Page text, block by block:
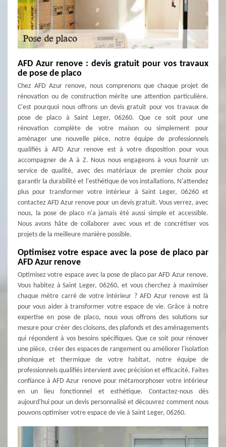
AFD Azur renove : devis gratuit pour vos travaux
de pose de placo
Chez AFD Azur renove, nous comprenons que chaque projet de
rénovation ou de construction mérite une attention particulière.
C'est pourquoi nous offrons un devis gratuit pour vos travaux de
pose de placo à Saint Leger, 06260. Que ce soit pour une
rénovation complète de votre maison ou simplement pour
aménager une nouvelle pièce, notre équipe de professionnels
qualifiés à AFD Azur renove est à votre disposition pour vous
accompagner de A à Z. Nous nous engageons à vous fournir un
service de qualité, avec des matériaux de premier choix pour
garantir la durabilité et l'esthétique de vos installations. N'attendez
plus pour transformer votre intérieur à Saint Leger, 06260 et
contactez AFD Azur renove pour un devis gratuit. Vous verrez, avec
nous, la pose de placo n'a jamais été aussi simple et accessible.
Nous avons hâte de collaborer avec vous et de concrétiser vos
projets de la meilleure manière possible.
Optimisez votre espace avec la pose de placo par
AFD Azur renove
Optimisez votre espace avec la pose de placo par AFD Azur renove.
Vous habitez à Saint Leger, 06260, et vous cherchez à maximiser
chaque mètre carré de votre intérieur ? AFD Azur renove est là
pour vous aider à transformer votre espace de vie. Grâce à notre
expertise en pose de placo, nous vous offrons des solutions sur
mesure pour créer des cloisons, des plafonds et des aménagements
qui répondent à vos besoins spécifiques. Que ce soit pour rénover
une pièce, créer des espaces de rangement ou améliorer l'isolation
phonique et thermique de votre habitat, notre équipe de
professionnels qualifiés intervient avec précision et efficacité. Faites
confiance à AFD Azur renove pour métamorphoser votre intérieur
en un lieu fonctionnel et esthétique. Contactez-nous dès
aujourd'hui pour un devis personnalisé et découvrez comment nous
pouvons optimiser votre espace de vie à Saint Leger, 06260.